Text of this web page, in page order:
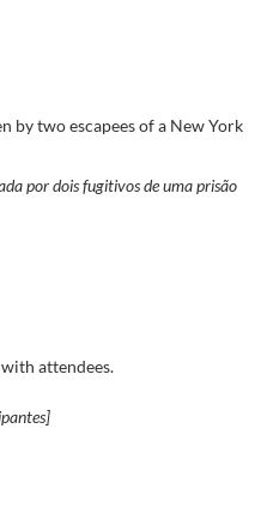
by two escapees of a New York
por dois fugitivos de uma prisão
with attendees.